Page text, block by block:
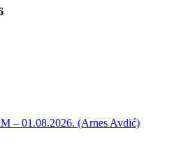
– 01.08.2026. (Arnes Avdić)